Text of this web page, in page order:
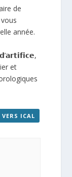
de
année.
et
VERS ICAL